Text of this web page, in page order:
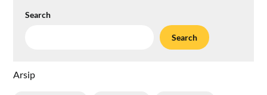
Search
Search
Arsip